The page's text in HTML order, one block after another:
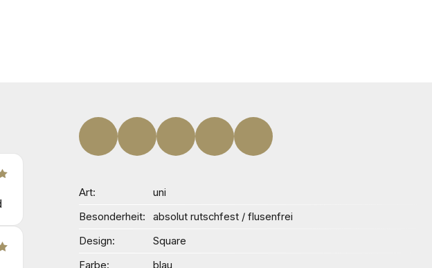
Art
uni
Besonderheit
absolut rutschfest / flusenfrei
Design
Square
Farbe
blau